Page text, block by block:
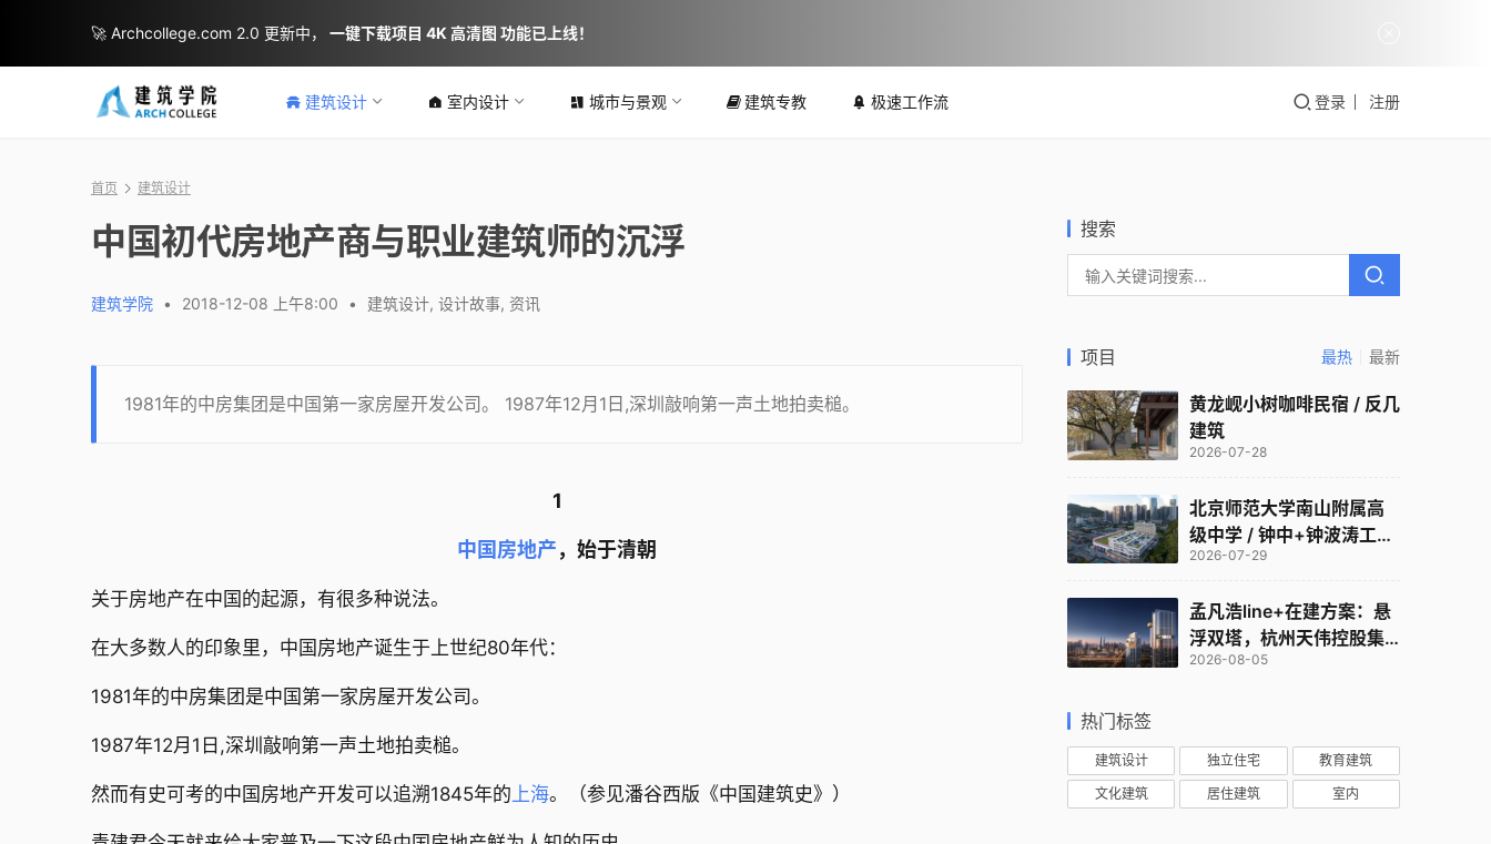
建筑设计 室内设计 城市与景观 建筑专教 极速工作流 登录 注册
首页 建筑设计
中国初代房地产商与职业建筑师的沉浮
建筑学院 • 2018-12-08 上午8:00 • 建筑设计, 设计故事, 资讯
1981年的中房集团是中国第一家房屋开发公司。 1987年12月1日,深圳敲响第一声土地拍卖槌。
1
中国房地产，始于清朝
关于房地产在中国的起源，有很多种说法。
在大多数人的印象里，中国房地产诞生于上世纪80年代：
1981年的中房集团是中国第一家房屋开发公司。
1987年12月1日,深圳敲响第一声土地拍卖槌。
然而有史可考的中国房地产开发可以追溯1845年的上海。（参见潘谷西版《中国建筑史》）
搜索
项目 最热 最新
黄龙岘小树咖啡民宿 / 反几
建筑
2026-07-28
北京师范大学南山附属高
级中学 / 钟中+钟波涛工作
室
2026-07-29
孟凡浩line+在建方案：悬
浮双塔，杭州天伟控股集
团总部
2026-08-05
热门标签
建筑设计 独立住宅 教育建筑
文化建筑 居住建筑 室内
🚀 Archcollege.com 2.0 更新中， 一键下载项目 4K 高清图 功能已上线！